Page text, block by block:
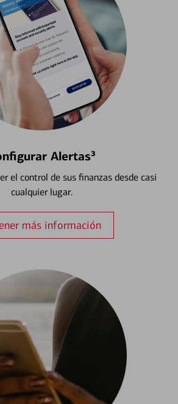
Alertas³
el control de sus finanzas desde casi
cualquier lugar.
más información